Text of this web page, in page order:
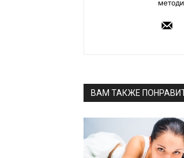
ВАМ ТАКЖЕ